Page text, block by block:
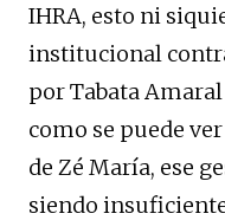
IHRA, esto ni
institucional
por Tabata
como se puede
de Zé María, ese
siendo